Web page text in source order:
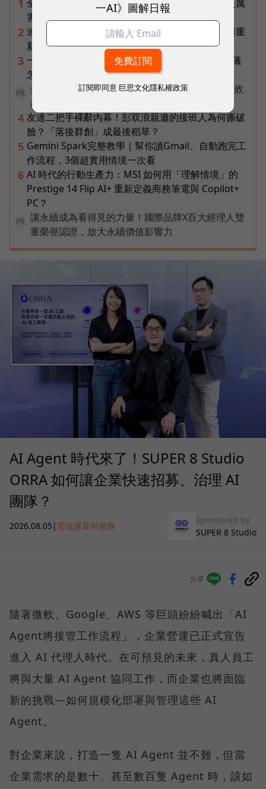
1 全台最大全聯首日業績破百萬，蔡篤昌：還會有更厲
害的大型店！為何把餐廳健身房都搬上樓？
2 連黃仁勳都叫年輕人當水電工！程世嘉：智慧通膨重
新定義「有價值的人」到底什麼樣子？
3 一張遺照「開口」說話，中間有8道關卡！翊嘉禮儀
怎麼做出AI告別式，讓逝者最後道別？
PR
打造 AI 行銷飛輪！破解企業行銷「工具越多卻成效
越差」的盲點
4 友達二把手裸辭內幕！彭双浪親邀的接班人為何撕破
臉？「落後群創」成最後稻草？
5 Gemini Spark完整教學｜幫你讀Gmail、自動跑完工
作流程，3個超實用情境一次看
6 AI 時代的行動生產力：MSI 如何用「理解情境」的
Prestige 14 Flip AI+ 重新定義商務筆電與 Copilot+
PC？
PR
讓永續成為看得見的力量！國際品牌X百大經理人雙
重榮譽認證，放大永續價值影響力
AI Agent 時代來了！SUPER 8 Studio
ORRA 如何讓企業快速招募、治理 AI
團隊？
2026.08.05 | 雲端運算與服務
sponsored by
SUPER 8 Studio
分享
隨著微軟、Google、AWS 等巨頭紛紛喊出「AI
Agent將接管工作流程」，企業營運已正式宣告
進入 AI 代理人時代。在可預見的未來，真人員工
將與大量 AI Agent 協同工作，而企業也將面臨
新的挑戰—如何規模化部署與管理這些 AI
Agent。
對企業來說，打造一隻 AI Agent 並不難，但當
企業需求的是數十、甚至數百隻 Agent 時，該如
一AI》圖解日報
訂閱即同意 巨思文化隱私權政策